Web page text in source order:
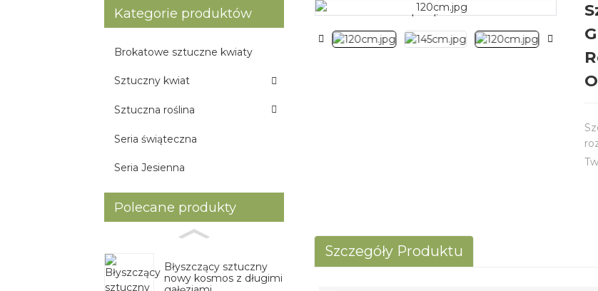
Kategorie produktów
Brokatowe sztuczne kwiaty
Sztuczny kwiat
Sztuczna roślina
Seria świąteczna
Seria Jesienna
Polecane produkty
Błyszczący sztuczny
nowy kosmos z długimi
Loading...
Loading... Loading...
Loading...
Szczegóły Produktu